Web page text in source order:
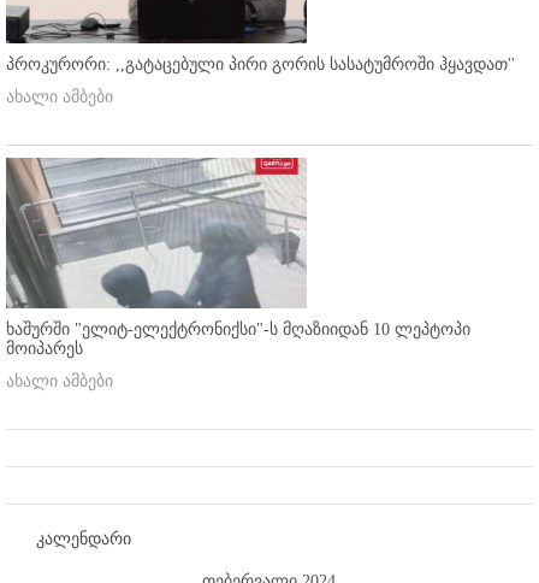
პროკურორი: ,,გატაცებული პირი გორის სასატუმროში ჰყავდათ''
ახალი ამბები
ხაშურში "ელიტ-ელექტრონიქსი"-ს მღაზიიდან 10 ლეპტოპი
მოიპარეს
ახალი ამბები
კალენდარი